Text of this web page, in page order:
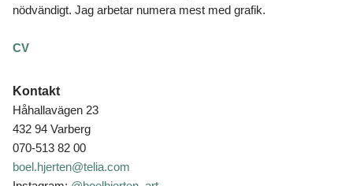
nödvändigt. Jag arbetar numera mest med grafik.
CV
Kontakt
Håhallavägen 23
432 94 Varberg
070-513 82 00
boel.hjerten@telia.com